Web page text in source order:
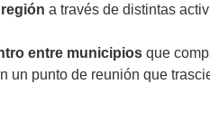
a través de distintas
entre municipios que
un punto de reunión que